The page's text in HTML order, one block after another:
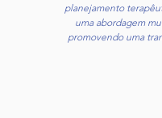
planejamento
uma abordagem
promovendo uma